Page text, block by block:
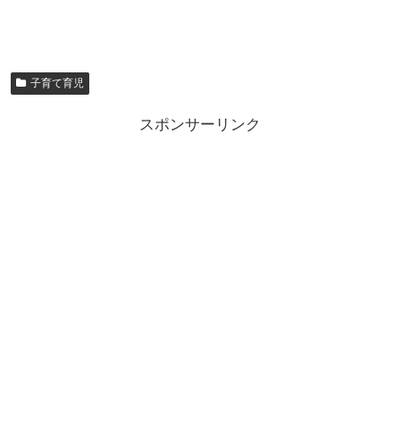
子育て育児
スポンサーリンク